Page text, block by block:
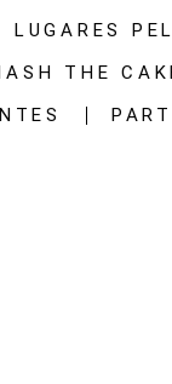
LUGARES
THE